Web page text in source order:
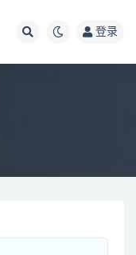
登录